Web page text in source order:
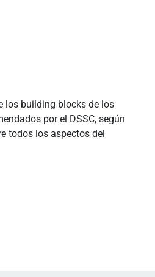
los building blocks de los
por el DSSC, según
todos los aspectos del